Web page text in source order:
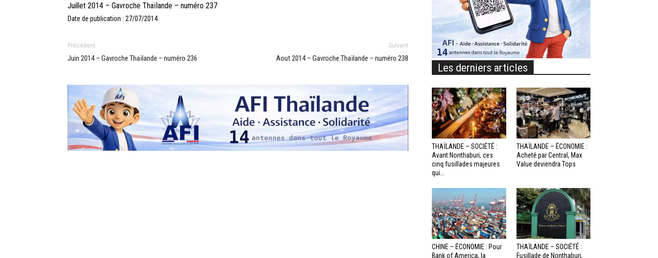
Juillet 2014 – Gavroche Thaïlande – numéro 237
Date de publication : 27/07/2014
Précédent
Juin 2014 – Gavroche Thaïlande – numéro 236
Suivant
Aout 2014 – Gavroche Thaïlande – numéro 238
Les derniers articles
THAÏLANDE – SOCIÉTÉ :
Avant Nonthaburi, ces
cinq fusillades majeures
qui...
THAÏLANDE – ÉCONOMIE :
Acheté par Central, Max
Value deviendra Tops
CHINE – ÉCONOMIE : Pour
Bank of America, la
THAÏLANDE – SOCIÉTÉ :
Fusillade de Nonthaburi,